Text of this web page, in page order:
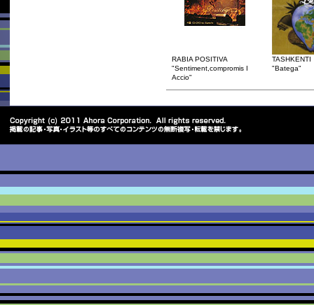
RABIA POSITIVA
"Sentiment,compromis I
Accio"
TASHKENTI
"Batega"